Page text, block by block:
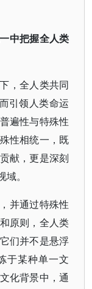
中把握全人类
，全人类共同
引领人类命运
遍性与特殊性
性相统一，既
献，更是深刻
。
并通过特殊性
原则，全人类
们并不是悬浮
于某种单一文
化背景中，通